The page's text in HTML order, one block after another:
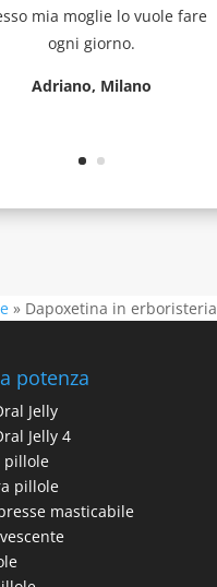
mia moglie lo vuole fare
ogni giorno.
Adriano, Milano
» Dapoxetina in erboristeria
potenza
Jelly
Jelly 4
pillole
pillole
masticabile